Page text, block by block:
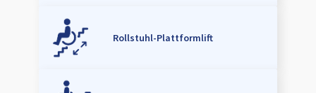
Rollstuhl-Plattformlift